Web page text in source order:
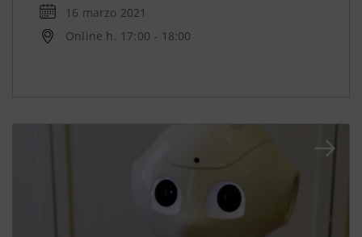
16 marzo 2021
Online h. 17:00 - 18:00